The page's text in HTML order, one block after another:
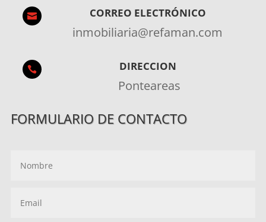
 CORREO ELECTRÓNICO
inmobiliaria@refaman.com
 DIRECCION
Ponteareas
FORMULARIO DE CONTACTO